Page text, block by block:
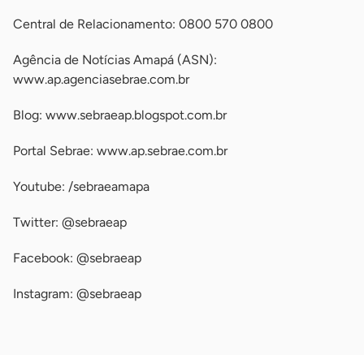
Central de Relacionamento: 0800 570 0800
Agência de Notícias Amapá (ASN):
www.ap.agenciasebrae.com.br
Blog: www.sebraeap.blogspot.com.br
Portal Sebrae: www.ap.sebrae.com.br
Youtube: /sebraeamapa
Twitter: @sebraeap
Facebook: @sebraeap
Instagram: @sebraeap